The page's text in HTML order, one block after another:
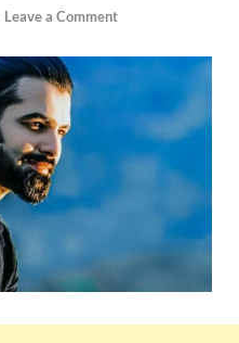
Leave a Comment